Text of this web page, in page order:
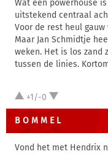
Wat een powerhouse
uitstekend centraal
Voor de rest heul
Maar Jan Schmidtje
weken. Het is los zand
tussen de linies.
+1/-0
B O M M E L
Vond het met Hendrix